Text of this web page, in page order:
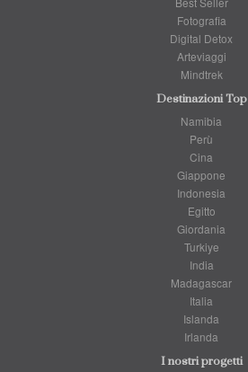
Fotografia
Digital Detox
Arteviaggi
Mindtrek
Destinazioni Top
Namibia
Perù
Cina
Giappone
Indonesia
Egitto
Giordania
Turkiye
India
Madagascar
Italia
Islanda
Irlanda
I nostri progetti